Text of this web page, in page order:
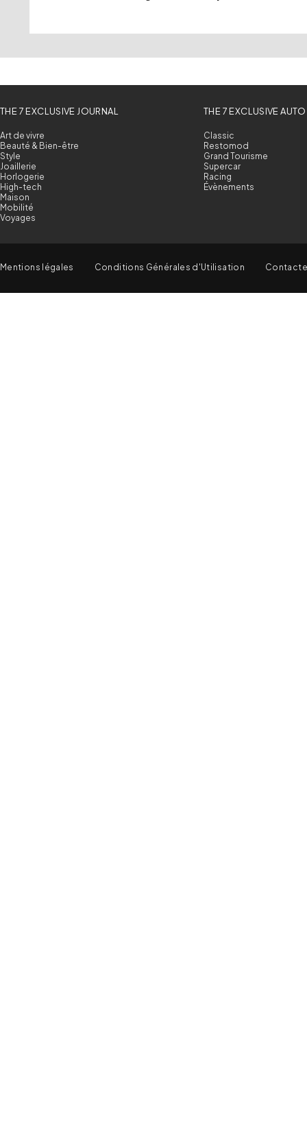
THE 7 EXCLUSIVE JOURNAL
Art de vivre
Beauté & Bien-être
Style
Joaillerie
Horlogerie
High-tech
Maison
Mobilité
Voyages
THE 7 EXCLUSIVE AUTO
Classic
Restomod
Grand Tourisme
Supercar
Racing
Évènements
Mentions légales Conditions Générales d'Utilisation